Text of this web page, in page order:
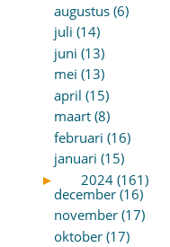
augustus (6)
juli (14)
juni (13)
mei (13)
april (15)
maart (8)
februari (16)
januari (15)
►
2024 (161)
december (16)
november (17)
oktober (17)